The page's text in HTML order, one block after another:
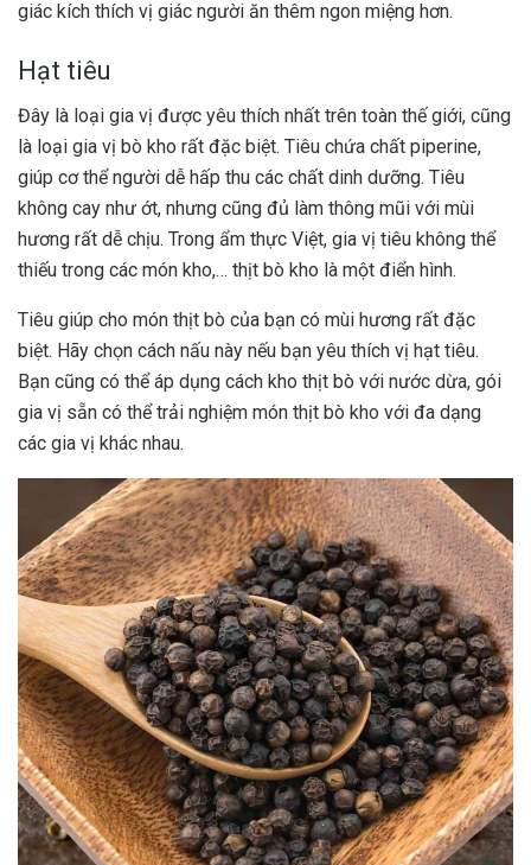
giác kích thích vị giác người ăn thêm ngon miệng hơn.
Hạt tiêu
Đây là loại gia vị được yêu thích nhất trên toàn thế giới, cũng
là loại gia vị bò kho rất đặc biệt. Tiêu chứa chất piperine,
giúp cơ thể người dễ hấp thu các chất dinh dưỡng. Tiêu
không cay như ớt, nhưng cũng đủ làm thông mũi với mùi
hương rất dễ chịu. Trong ẩm thực Việt, gia vị tiêu không thể
thiếu trong các món kho,… thịt bò kho là một điển hình.
Tiêu giúp cho món thịt bò của bạn có mùi hương rất đặc
biệt. Hãy chọn cách nấu này nếu bạn yêu thích vị hạt tiêu.
Bạn cũng có thể áp dụng cách kho thịt bò với nước dừa, gói
gia vị sẵn có thể trải nghiệm món thịt bò kho với đa dạng
các gia vị khác nhau.